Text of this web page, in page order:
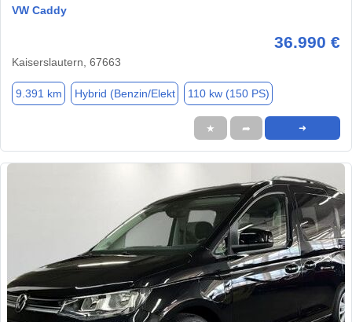
VW Caddy
36.990 €
Kaiserslautern, 67663
9.391 km Hybrid (Benzin/Elekt 110 kw (150 PS)
★ ➦ ➜